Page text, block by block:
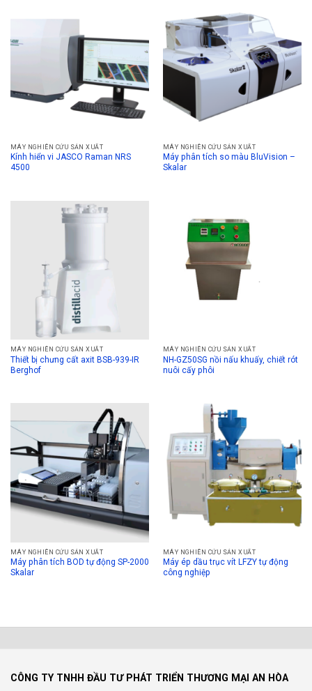
MÁY NGHIÊN CỨU SẢN XUẤT
Kính hiển vi JASCO Raman NRS
4500
MÁY NGHIÊN CỨU SẢN XUẤT
Máy phân tích so màu BluVision –
Skalar
MÁY NGHIÊN CỨU SẢN XUẤT
Thiết bị chưng cất axit BSB-939-IR
Berghof
MÁY NGHIÊN CỨU SẢN XUẤT
NH-GZ50SG nồi nấu khuấy, chiết rót
nuôi cấy phôi
MÁY NGHIÊN CỨU SẢN XUẤT
Máy phân tích BOD tự động SP-2000
Skalar
MÁY NGHIÊN CỨU SẢN XUẤT
Máy ép dầu trục vít LFZY tự động
công nghiệp
CÔNG TY TNHH ĐẦU TƯ PHÁT TRIỂN THƯƠNG MẠI AN HÒA